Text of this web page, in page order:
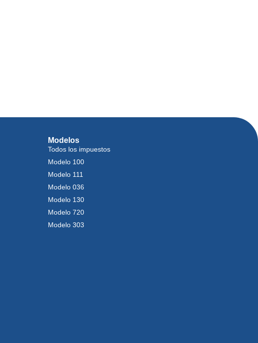
Modelos
Todos los impuestos
Modelo 100
Modelo 111
Modelo 036
Modelo 130
Modelo 720
Modelo 303